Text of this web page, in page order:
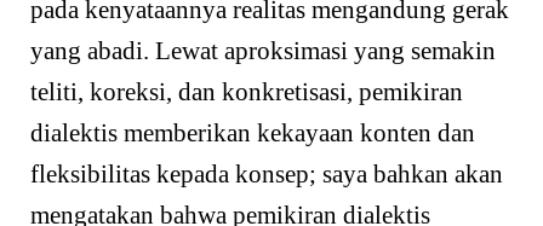
pada kenyataannya realitas mengandung gerak
yang abadi. Lewat aproksimasi yang semakin
teliti, koreksi, dan konkretisasi, pemikiran
dialektis memberikan kekayaan konten dan
fleksibilitas kepada konsep; saya bahkan akan
mengatakan bahwa pemikiran dialektis